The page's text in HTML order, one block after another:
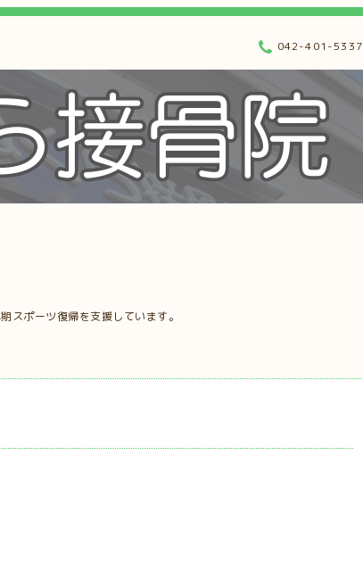
ポーツ復帰を支援しています。
042-401-5337